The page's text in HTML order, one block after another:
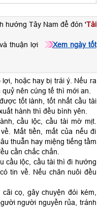
hướng Tây Nam để đón 'Tài
thuận lợi
Xem ngày tốt
hoặc hay bị trái ý. Nếu ra
nên cúng tế thì mới an.
tốt lành, tốt nhất cầu tài
hành thì đều bình yên.
cầu lộc, cầu tài mờ mịt.
Mất tiền, mất của nếu đi
thuẫn hay miệng tiếng tầm
cần chắc chắn.
cầu lộc, cầu tài thì đi hướng
tin về. Nếu chăn nuôi đều
cọ, gây chuyện đói kém,
người nguyền rủa, tránh